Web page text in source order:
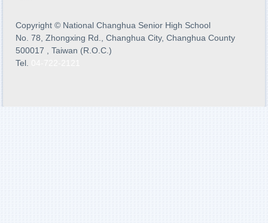
Copyright © National Changhua Senior High School
No. 78, Zhongxing Rd., Changhua City, Changhua County
500017 , Taiwan (R.O.C.)
Tel.